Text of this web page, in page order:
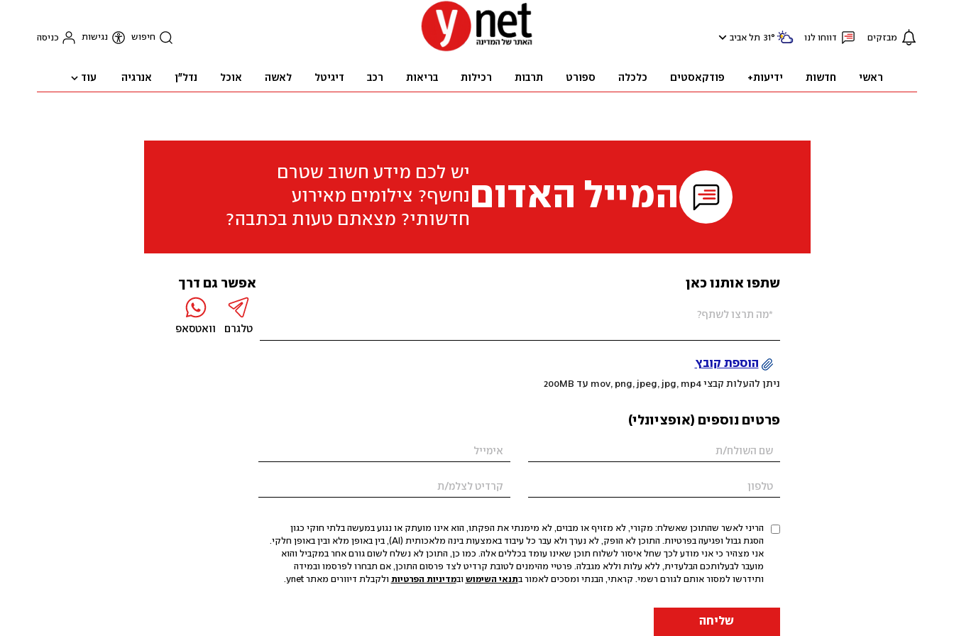
מבזקים דווחו לנו 31° תל אביב חיפוש נגישות כניסה
ראשי חדשות ידיעות+ פודקאסטים כלכלה ספורט תרבות רכילות בריאות רכב דיגיטל לאשה אוכל נדל"ן אנרגיה עוד
המייל האדום
יש לכם מידע חשוב שטרם
נחשף? צילומים מאירוע
חדשותי? מצאתם טעות בכתבה?
שתפו אותנו כאן
הוספת קובץ
ניתן להעלות קבצי mov, png, jpeg, jpg, mp4 עד 200MB
פרטים נוספים (אופציונלי)
הריני לאשר שהתוכן שאשלח: מקורי, לא מזויף או מבוים, לא מימנתי את הפקתו, הוא אינו מועתק או נגוע במעשה בלתי חוקי כגון
הסגת גבול ופגיעה בפרטיות. התוכן לא הופק, לא נערך ולא עבר כל עיבוד באמצעות בינה מלאכותית (AI), בין באופן מלא ובין באופן חלקי.
אני מצהיר כי אני מודע לכך שחל איסור לשלוח תוכן שאינו עומד בכללים אלה. כמו כן, התוכן לא נשלח לשום גורם אחר במקביל והוא
מועבר לבעלותכם הבלעדית, ללא עלות וללא מגבלה. פרטיי מהימנים לטובת קרדיט לצד פרסום התוכן, אם תבחרו לפרסמו ובמידה
ותידרשו למסור אותם לגורם רשמי. קראתי, הבנתי ומסכים לאמור בתנאי השימוש ובמדיניות הפרטיות ולקבלת דיוורים מאתר ynet.
שליחה
אפשר גם דרך
טלגרם וואטסאפ